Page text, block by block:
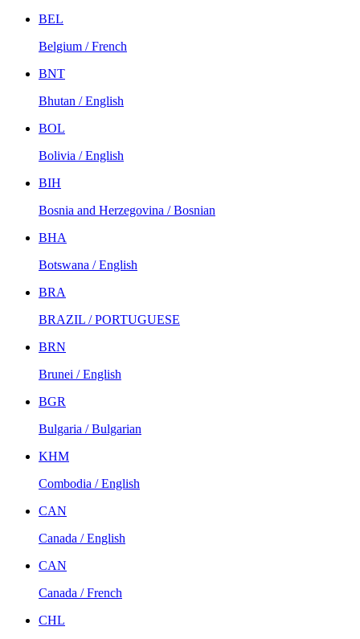
BEL
Belgium / French
BNT
Bhutan / English
BOL
Bolivia / English
BIH
Bosnia and Herzegovina / Bosnian
BHA
Botswana / English
BRA
BRAZIL / PORTUGUESE
BRN
Brunei / English
BGR
Bulgaria / Bulgarian
KHM
Combodia / English
CAN
Canada / English
CAN
Canada / French
CHL